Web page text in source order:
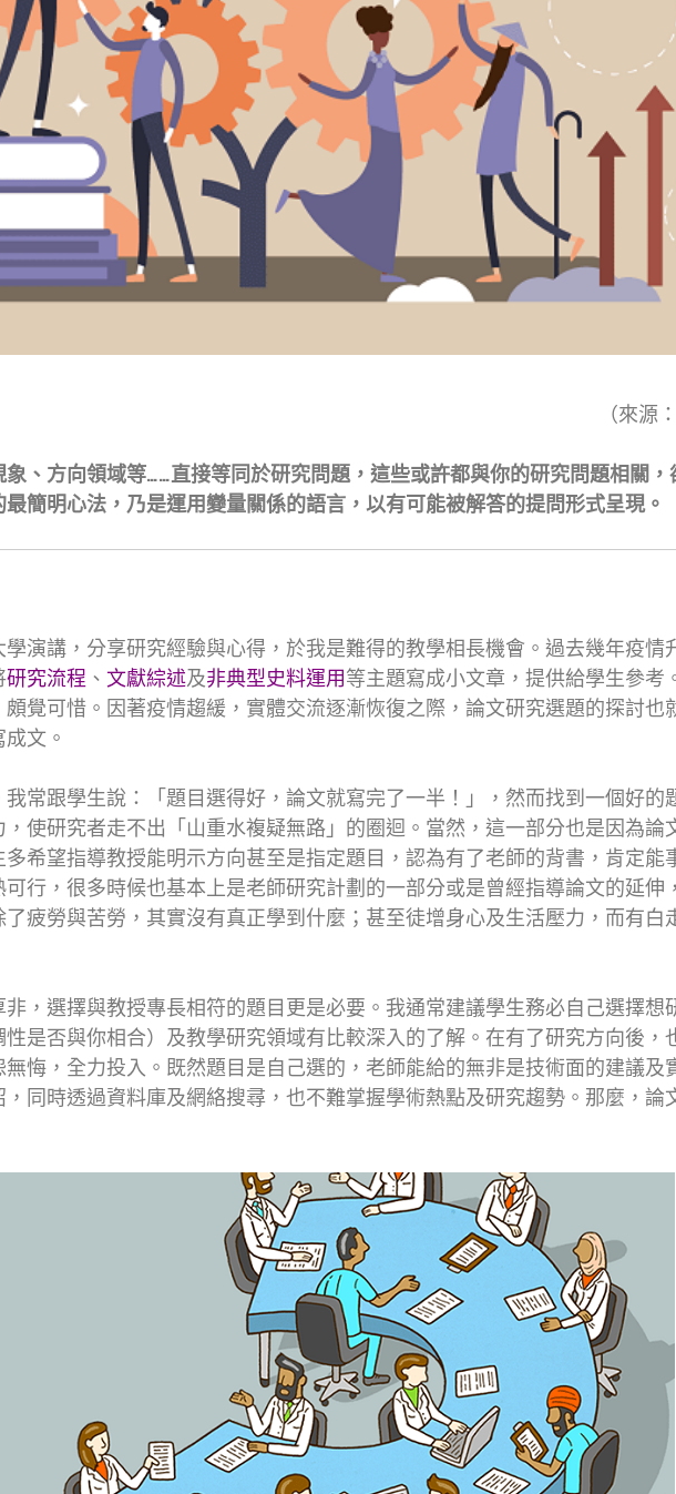
（來源：
、方向領域等……直接等同於研究問題，這些或許都與你的研究問題相關
簡明心法，乃是運用變量關係的語言，以有可能被解答的提問形式呈現。
演講，分享研究經驗與心得，於我是難得的教學相長機會。過去幾年疫情
研究流程 、 文獻綜述及非典型史料運用等主題寫成小文章，提供給學生參考
覺可惜。因著疫情趨緩，實體交流逐漸恢復之際，論文研究選題的探討也
文。
常跟學生說：「題目選得好，論文就寫完了一半！」，然而找到一個好的
使研究者走不出「山重水複疑無路」的圈迴。當然，這一部分也是因為論
希望指導教授能明示方向甚至是指定題目，認為有了老師的背書，肯定能
行，很多時候也基本上是老師研究計劃的一部分或是曾經指導論文的延伸
疲勞與苦勞，其實沒有真正學到什麼；甚至徒增身心及生活壓力，而有白
，選擇與教授專長相符的題目更是必要。我通常建議學生務必自己選擇想
是否與你相合）及教學研究領域有比較深入的了解。在有了研究方向後，
悔，全力投入。既然題目是自己選的，老師能給的無非是技術面的建議及
同時透過資料庫及網絡搜尋，也不難掌握學術熱點及研究趨勢。那麼，論